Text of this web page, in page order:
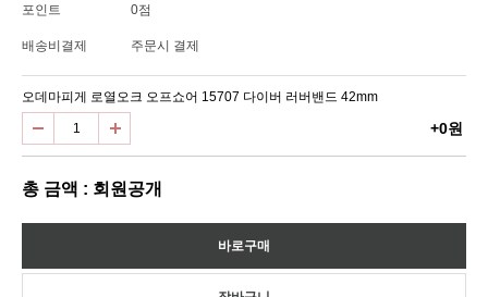
포인트 0점
배송비결제 주문시 결제
오데마피게 로열오크 오프쇼어 15707 다이버 러버밴드 42mm
+0원
총 금액 : 회원공개